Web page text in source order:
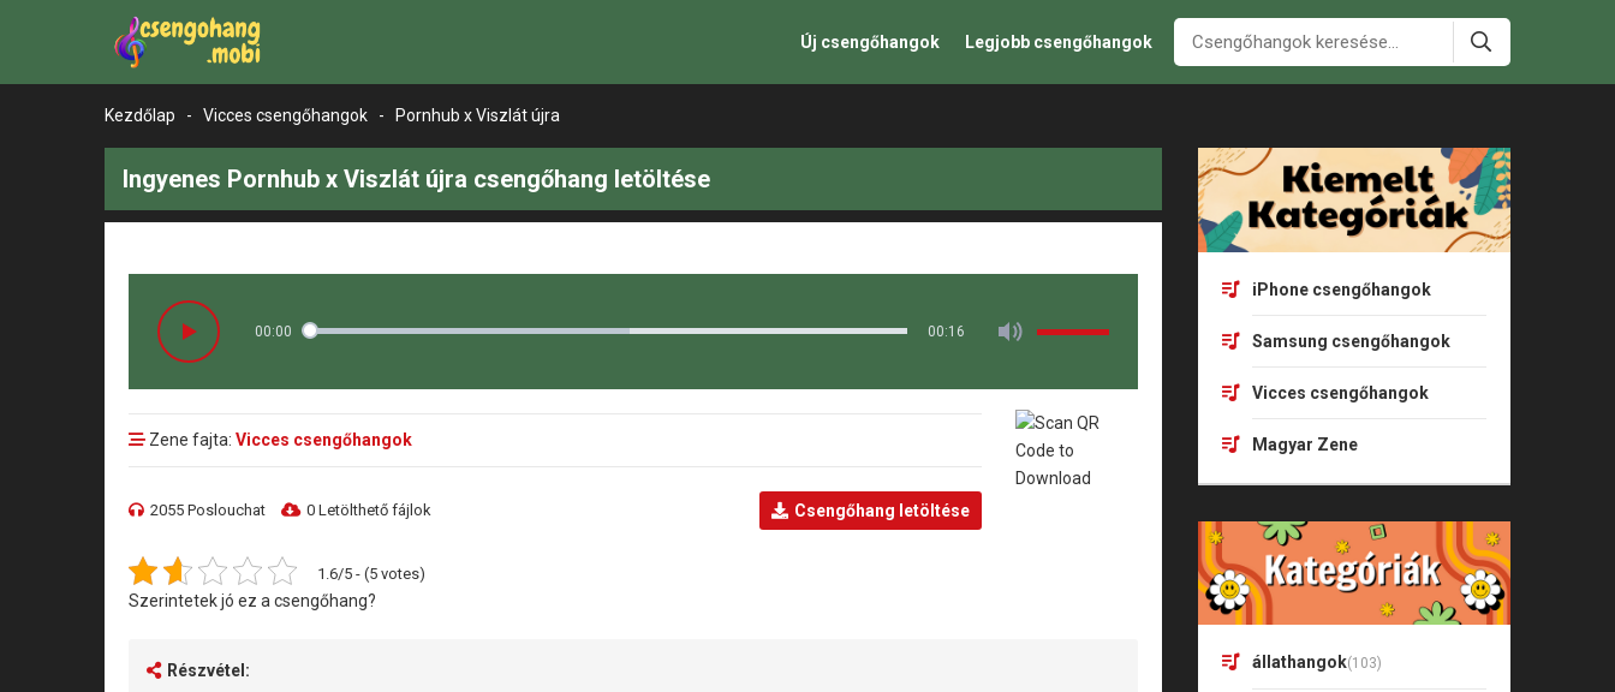
Új csengőhangok Legjobb csengőhangok
Kezdőlap - Vicces csengőhangok - Pornhub x Viszlát újra
Ingyenes Pornhub x Viszlát újra csengőhang letöltése
00:00 00:16
Zene fajta: Vicces csengőhangok
2055 Poslouchat 0 Letölthető fájlok Csengőhang letöltése
1.6/5 - (5 votes)
Szerintetek jó ez a csengőhang?
Részvétel:
iPhone csengőhangok
Samsung csengőhangok
Vicces csengőhangok
Magyar Zene
állathangok(103)